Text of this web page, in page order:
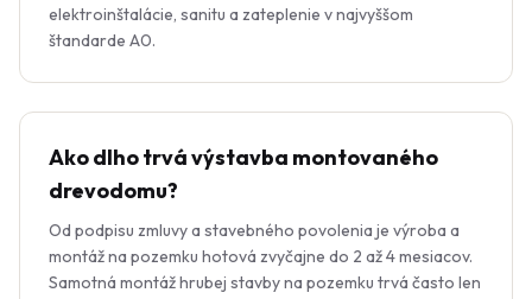
elektroinštalácie, sanitu a zateplenie v najvyššom
štandarde A0.
Ako dlho trvá výstavba montovaného
drevodomu?
Od podpisu zmluvy a stavebného povolenia je výroba a
montáž na pozemku hotová zvyčajne do 2 až 4 mesiacov.
Samotná montáž hrubej stavby na pozemku trvá často len